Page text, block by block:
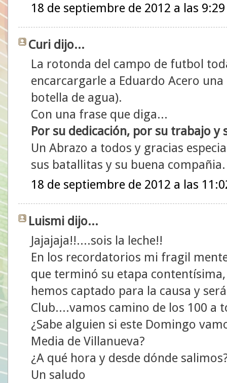
18 de septiembre de 2012 a las 9:29
Curi dijo...
La rotonda del campo de futbol
encarcargarle a Eduardo Acero
botella de agua).
Con una frase que diga...
Por su dedicación, por su trabajo
Un Abrazo a todos y gracias
sus batallitas y su buena compañia.
18 de septiembre de 2012 a las
Luismi dijo...
Jajajaja!!....sois la leche!!
En los recordatorios mi fragil
que terminó su etapa
hemos captado para la causa y
Club....vamos camino de los 100 a
¿Sabe alguien si este Domingo
Media de Villanueva?
¿A qué hora y desde dónde
Un saludo